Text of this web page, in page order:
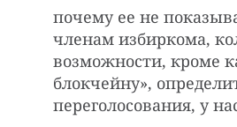
почему ее не
членам избиркома,
возможности, кроме
блокчейну»,
переголосования, у